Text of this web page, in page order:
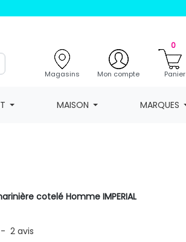
Magasins Mon compte
0
Panier
MAISON MARQUES
cotelé Homme IMPERIAL
- 2avis